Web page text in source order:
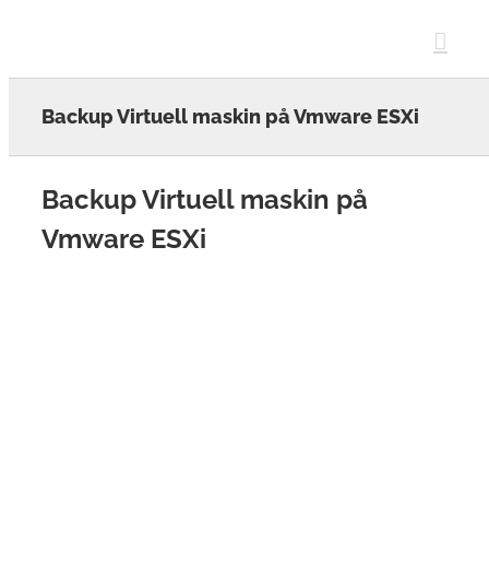
Backup Virtuell maskin på Vmware ESXi
Backup Virtuell maskin på
Vmware ESXi